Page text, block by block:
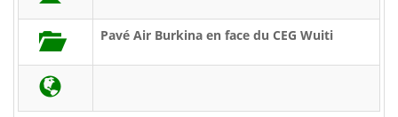
Pavé Air Burkina en face du CEG Wuiti